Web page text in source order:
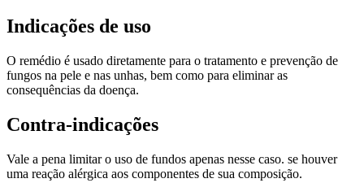
Indicações de uso
O remédio é usado diretamente para o tratamento e prevenção de
fungos na pele e nas unhas, bem como para eliminar as
consequências da doença.
Contra-indicações
Vale a pena limitar o uso de fundos apenas nesse caso. se houver
uma reação alérgica aos componentes de sua composição.